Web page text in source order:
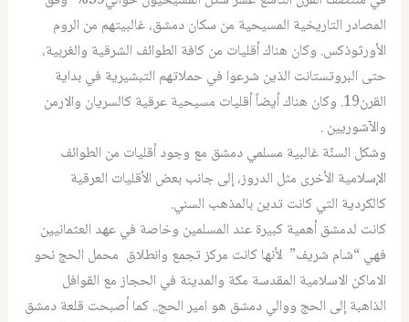
المصادر التاريخية المسيحية من سكان دمشق، غالبيتهم من الروم
الأورثوذكس. وكان هناك أقليات من كافة الطوائف الشرقية والغربية،
حتى البروتستانت الذين شرعوا في حملاتهم التبشيرية في بداية
القرن19. وكان هناك أيضاً أقليات مسيحية عرقية كالسريان والارمن
والآشوريين .
وشكل السنّة غالبية مسلمي دمشق مع وجود أقليات من الطوائف
الإسلامية الأخرى مثل الدروز، إلى جانب بعض الأقليات العرقية
كالكردية التي كانت تدين بالمذهب السني.
كانت لدمشق أهمية كبيرة عند المسلمين وخاصة في عهد العثمانيين
فهي “شام شريف” لأنها كانت مركز تجمع وانطلاق محمل الحج نحو
الاماكن الاسلامية المقدسة مكة والمدينة في الحجاز مع القوافل
الذاهبة إلى الحج ووالي دمشق هو امير الحج.. كما أصبحت قلعة دمشق